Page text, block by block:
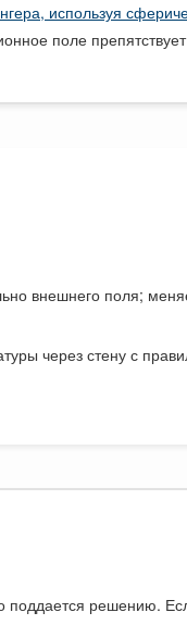
используя
поле
внешнего поля;
через стену с
поддается решению.